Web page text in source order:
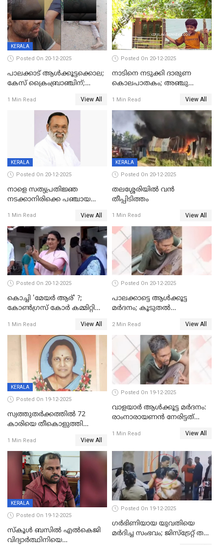
KERALA
Posted On 20-12-2025
പാലക്കാട് ആൾക്കൂട്ടക്കൊല;
കേസ് ക്രൈംബ്രാഞ്ചിന്;
അന്വേഷിക്കും
1 Min Read View All
Posted On 20-12-2025
നാടിനെ നടുക്കി ദാരുണ
കൊലപാതകം; അഞ്ചു
കഴുത്തുഞെരിച്ച് കൊന്നു
1 Min Read View All
KERALA
Posted On 20-12-2025
നാളെ സത്യപ്രതിജ്ഞ
നടക്കാനിരിക്കെ പഞ്ചായത്ത്
1 Min Read View All
KERALA
Posted On 20-12-2025
തലശ്ശേരിയിൽ വൻ
തീപ്പിടിത്തം
1 Min Read View All
Posted On 20-12-2025
കൊച്ചി 'മേയർ ആര്' ?;
കോണ്‍ഗ്രസ് കോര്‍ കമ്മിറ്റി
1 Min Read View All
Posted On 20-12-2025
പാലക്കാട്ടെ ആള്‍ക്കൂട്ട
മര്‍ദനം; കൂടുതല്‍
അംഗ സംഘമെന്ന് വിവരം
2 Min Read View All
KERALA
Posted On 19-12-2025
സ്വത്തുതര്‍ക്കത്തില്‍ 72
കാരിയെ തീകൊളുത്തി
ക്രൂരകൊലപാതകത്തില്‍
സഹോദരിപുത്രന് ജീവപര്യന്തം
1 Min Read View All
Posted On 19-12-2025
വാളയാർ ആൾക്കൂട്ട മർദനം:
രാംനാരായണൻ നേരിട്ടത്
നാൽപ്പതിലേറെ
റിപ്പോർട്ട്
1 Min Read View All
KERALA
Posted On 19-12-2025
സ്കൂൾ ബസിൽ എൽകെജി
വിദ്യാര്‍ത്ഥിനിയെ
Posted On 19-12-2025
ഗര്‍ഭിണിയായ യുവതിയെ
മര്‍ദിച്ച സംഭവം; ജിസ്‌ട്രേറ്റ് തല